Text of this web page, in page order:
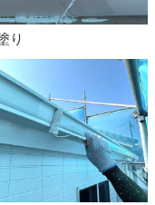
り